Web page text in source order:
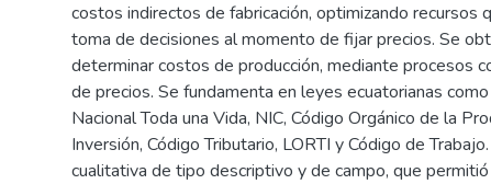
costos indirectos de fabricación, optimizando recursos
toma de decisiones al momento de fijar precios. Se
determinar costos de producción, mediante procesos
de precios. Se fundamenta en leyes ecuatorianas
Nacional Toda una Vida, NIC, Código Orgánico de la
Inversión, Código Tributario, LORTI y Código de
cualitativa de tipo descriptivo y de campo, que